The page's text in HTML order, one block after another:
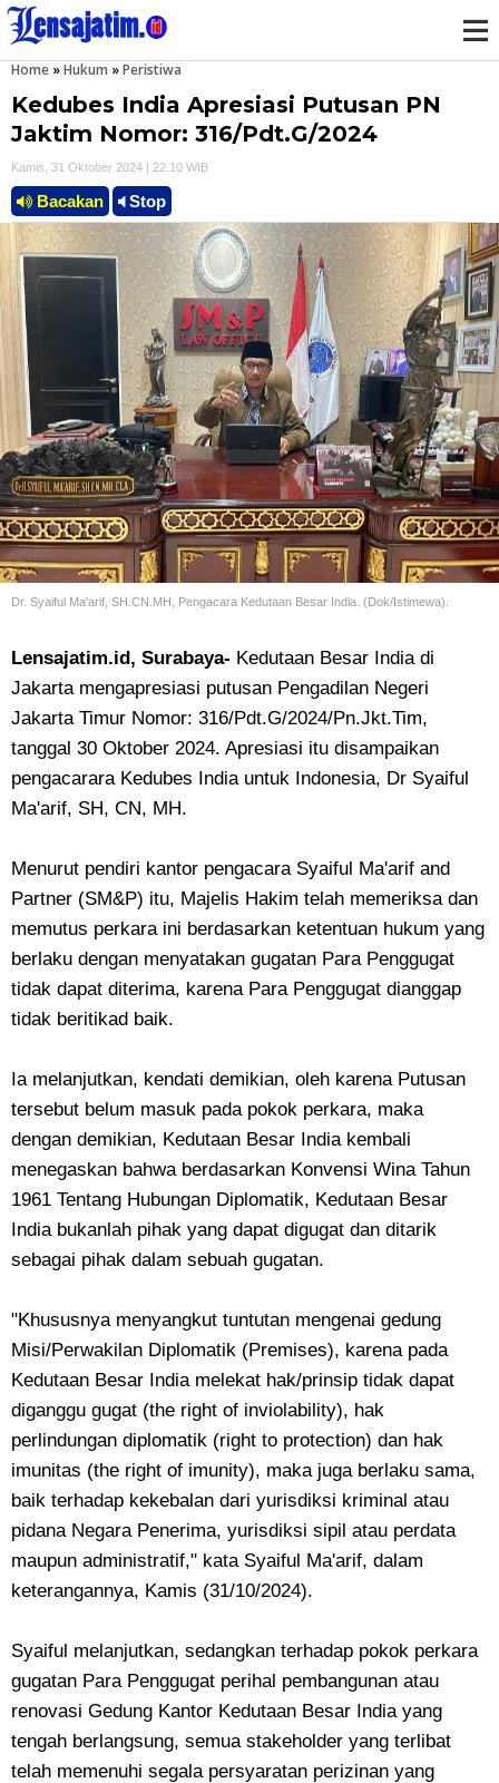
u
Home »Hukum »Peristiwa
Kedubes India Apresiasi Putusan PN
Jaktim Nomor: 316/Pdt.G/2024
Kamis, 31 Oktober 2024 | 22.10 WIB
Bacakan Stop
Dr. Syaiful Ma'arif, SH.CN.MH, Pengacara Kedutaan Besar India. (Dok/Istimewa).
Lensajatim.id, Surabaya- Kedutaan Besar India di
Jakarta mengapresiasi putusan Pengadilan Negeri
Jakarta Timur Nomor: 316/Pdt.G/2024/Pn.Jkt.Tim,
tanggal 30 Oktober 2024. Apresiasi itu disampaikan
pengacarara Kedubes India untuk Indonesia, Dr Syaiful
Ma'arif, SH, CN, MH.
Menurut pendiri kantor pengacara Syaiful Ma'arif and
Partner (SM&P) itu, Majelis Hakim telah memeriksa dan
memutus perkara ini berdasarkan ketentuan hukum yang
berlaku dengan menyatakan gugatan Para Penggugat
tidak dapat diterima, karena Para Penggugat dianggap
tidak beritikad baik.
Ia melanjutkan, kendati demikian, oleh karena Putusan
tersebut belum masuk pada pokok perkara, maka
dengan demikian, Kedutaan Besar India kembali
menegaskan bahwa berdasarkan Konvensi Wina Tahun
1961 Tentang Hubungan Diplomatik, Kedutaan Besar
India bukanlah pihak yang dapat digugat dan ditarik
sebagai pihak dalam sebuah gugatan.
"Khususnya menyangkut tuntutan mengenai gedung
Misi/Perwakilan Diplomatik (Premises), karena pada
Kedutaan Besar India melekat hak/prinsip tidak dapat
diganggu gugat (the right of inviolability), hak
perlindungan diplomatik (right to protection) dan hak
imunitas (the right of imunity), maka juga berlaku sama,
baik terhadap kekebalan dari yurisdiksi kriminal atau
pidana Negara Penerima, yurisdiksi sipil atau perdata
maupun administratif," kata Syaiful Ma'arif, dalam
keterangannya, Kamis (31/10/2024).
Syaiful melanjutkan, sedangkan terhadap pokok perkara
gugatan Para Penggugat perihal pembangunan atau
renovasi Gedung Kantor Kedutaan Besar India yang
tengah berlangsung, semua stakeholder yang terlibat
telah memenuhi segala persyaratan perizinan yang